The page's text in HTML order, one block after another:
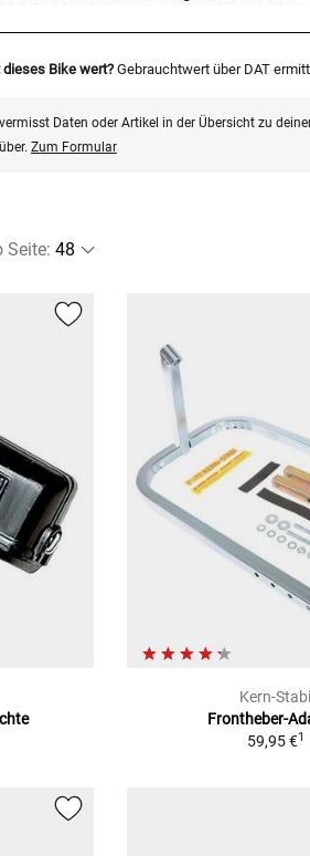
Bike wert? Gebrauchtwert über DAT
Daten oder Artikel in der Übersicht zu
Zum Formular
Seite:
Kern-Stabi
Frontheber-
59,95 €1